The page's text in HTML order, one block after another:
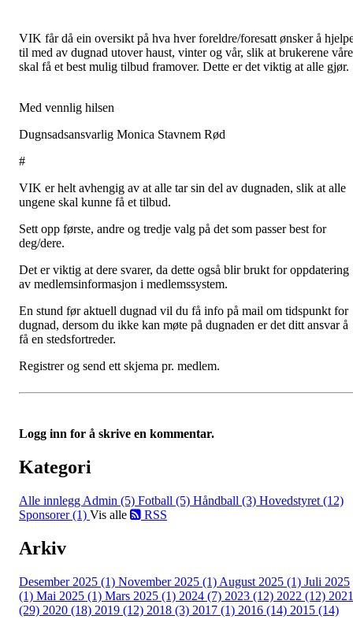
VIK får då ein oversikt på hva hver foreldre/foresatt ønsker å
til med av dugnad utover haust, vinter og vår, slik at brukerene våre
skal få et best mulig tilbud framover. Dette er det viktig at alle gjør.
Med vennlig hilsen
Dugnsadsansvarlig Monica Stavnem Rød
#
VIK er helt avhengig av at alle tar sin del av dugnaden, slik at alle
ungene skal kunne få et tilbud.
Sett opp første, andre og tredje valg på det som passer best for
deg/dere.
Det er viktig at dere svarer, da dette også blir brukt for oppdatering
av medlemsinformasjon i medlemssystem.
En stund før aktuell dugnad vil du få info på mail om tidspunkt for
dugnad, dersom du ikke kan møte på dugnaden er det ditt ansvar å
få en stedsfortreder.
Registrer og send ett skjema pr. medlem.
Logg inn for å skrive en kommentar.
Kategori
Alle innlegg Admin (5) Fotball (5) Håndball (3) Hovedstyret (12)
Sponsorer (1) Vis alle RSS
Arkiv
Desember 2025 (1) November 2025 (1) August 2025 (1) Juli 2025
(1) Mai 2025 (1) Mars 2025 (1) 2024 (7) 2023 (12) 2022 (12) 2021
(29) 2020 (18) 2019 (12) 2018 (3) 2017 (1) 2016 (14) 2015 (14)